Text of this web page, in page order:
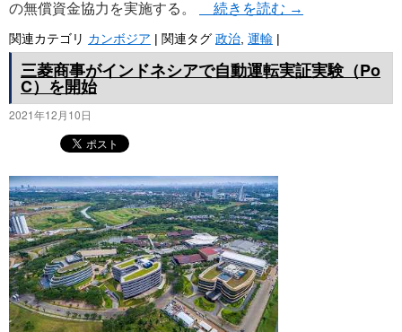
の無償資金協力を実施する。
続きを読む →
関連カテゴリ カンボジア | 関連タグ 政治, 運輸 |
三菱商事がインドネシアで自動運転実証実験（Po
C）を開始
2021年12月10日